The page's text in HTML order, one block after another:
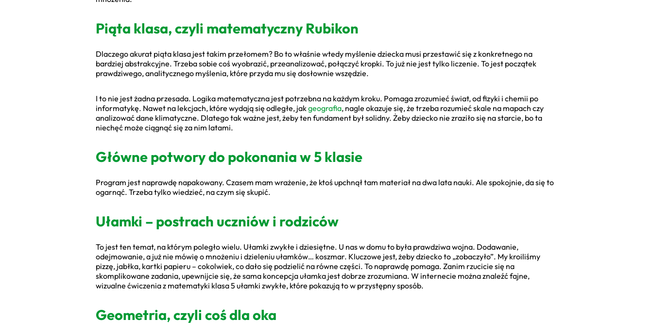
Piąta klasa, czyli matematyczny Rubikon
Dlaczego akurat piąta klasa jest takim przełomem? Bo to właśnie wtedy myślenie dziecka musi przestawić się z konkretnego na
bardziej abstrakcyjne. Trzeba sobie coś wyobrazić, przeanalizować, połączyć kropki. To już nie jest tylko liczenie. To jest początek
prawdziwego, analitycznego myślenia, które przyda mu się dosłownie wszędzie.
I to nie jest żadna przesada. Logika matematyczna jest potrzebna na każdym kroku. Pomaga zrozumieć świat, od fizyki i chemii po
informatykę. Nawet na lekcjach, które wydają się odległe, jakgeografia, nagle okazuje się, że trzeba rozumieć skale na mapach czy
analizować dane klimatyczne. Dlatego tak ważne jest, żeby ten fundament był solidny. Żeby dziecko nie zraziło się na starcie, bo ta
niechęć może ciągnąć się za nim latami.
Główne potwory do pokonania w 5 klasie
Program jest naprawdę napakowany. Czasem mam wrażenie, że ktoś upchnął tam materiał na dwa lata nauki. Ale spokojnie, da się to
ogarnąć. Trzeba tylko wiedzieć, na czym się skupić.
Ułamki – postrach uczniów i rodziców
To jest ten temat, na którym poległo wielu. Ułamki zwykłe i dziesiętne. U nas w domu to była prawdziwa wojna. Dodawanie,
odejmowanie, a już nie mówię o mnożeniu i dzieleniu ułamków… koszmar. Kluczowe jest, żeby dziecko to „zobaczyło”. My kroiliśmy
pizzę, jabłka, kartki papieru – cokolwiek, co dało się podzielić na równe części. To naprawdę pomaga. Zanim rzucicie się na
skomplikowane zadania, upewnijcie się, że sama koncepcja ułamka jest dobrze zrozumiana. W internecie można znaleźć fajne,
wizualne ćwiczenia z matematyki klasa 5 ułamki zwykłe, które pokazują to w przystępny sposób.
Geometria, czyli coś dla oka